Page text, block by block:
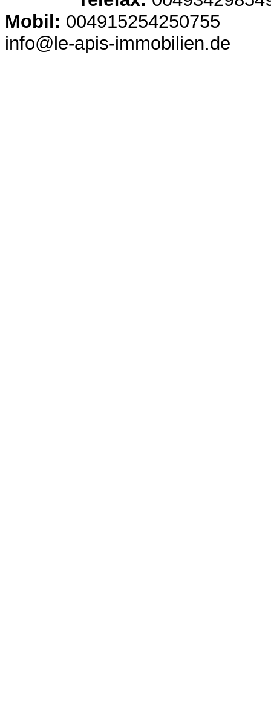
Mobil: 004915254250755
info@le-apis-immobilien.de